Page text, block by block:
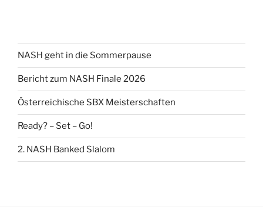
NASH geht in die Sommerpause
Bericht zum NASH Finale 2026
Österreichische SBX Meisterschaften
Ready? – Set – Go!
2. NASH Banked Slalom